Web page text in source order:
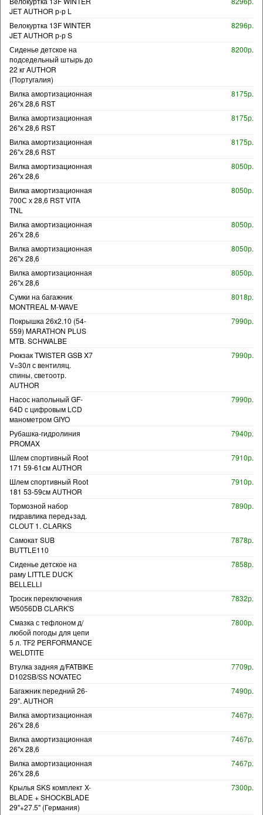
JET AUTHOR р-р L
Велокуртка 13F WINTER
JET AUTHOR р-р S
8296р.
Сиденье детское на
подседельный штырь до
22 кг AUTHOR
(Португалия)
8200р.
Вилка амортизационная
26"х 28,6 RST
8175р.
Вилка амортизационная
26"х 28,6 RST
8175р.
Вилка амортизационная
26"х 28,6 RST
8175р.
Вилка амортизационная
26"х 28,6
8050р.
Вилка амортизационная
700С х 28,6 RST VITA
TNL
8050р.
Вилка амортизационная
26"х 28,6
8050р.
Вилка амортизационная
26"х 28,6
8050р.
Вилка амортизационная
26"х 28,6
8050р.
Сумки на багажник
MONTREAL M-WAVE
8018р.
Покрышка 26x2.10 (54-
559) MARATHON PLUS
MTB. SCHWALBE
7990р.
Рюкзак TWISTER GSB X7
V=30л с вентиляц.
спины, светоотр.
AUTHOR
7990р.
Насос напольный GF-
64D с цифровым LCD
манометром GIYO
7990р.
Рубашка-гидролиния
PROMAX
7940р.
Шлем спортивный Root
171 59-61см AUTHOR
7910р.
Шлем спортивный Root
181 53-59см AUTHOR
7910р.
Тормозной набор
гидравлика перед+зад.
CLOUT 1. CLARKS
7890р.
Самокат SUB
BUTTLE110
7878р.
Сиденье детское на
раму LITTLE DUCK
BELLELLI
7858р.
Тросик переключения
W5056DB CLARK'S
7832р.
Смазка с тефлоном д/
любой погоды для цепи
5 л. TF2 PERFORMANCE
WELDTITE
7800р.
Втулка задняя д/FATBIKE
D102SB/SS NOVATEC
7709р.
Багажник передний 26-
29". AUTHOR
7490р.
Вилка амортизационная
26"х 28,6
7467р.
Вилка амортизационная
26"х 28,6
7467р.
Вилка амортизационная
26"х 28,6
7467р.
Крылья SKS комплект X-
BLADE + SHOCKBLADE
29"+27.5" (Германия)
7300р.